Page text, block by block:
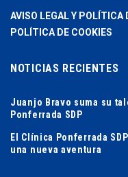
AVISO LEGAL Y POLÍTICA
POLÍTICA DE COOKIES
NOTICIAS RECIENTES
Juanjo Bravo suma su
Ponferrada SDP
El Clínica Ponferrada
una nueva aventura